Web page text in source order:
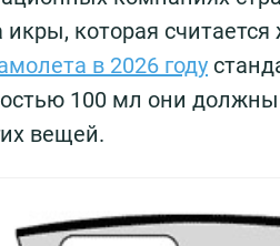
икры, которая
в 2026 году
100 мл они
вещей.